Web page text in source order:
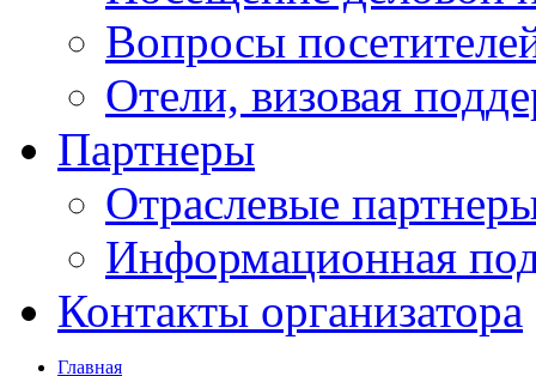
Вопросы
Отели, визовая
Партнеры
Отраслевые
Информационная
Контакты организатора
Главная